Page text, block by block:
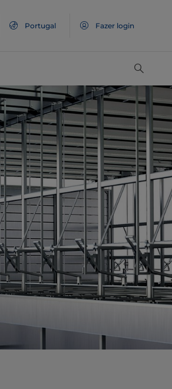
Portugal Fazer login